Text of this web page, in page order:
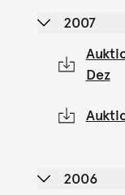
2007
Dez
2006